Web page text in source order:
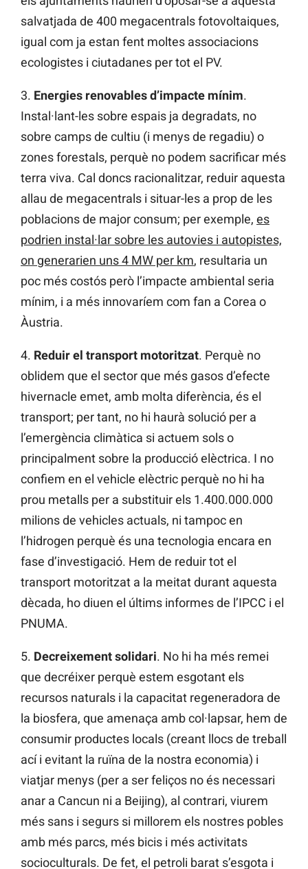
salvatjada de 400 megacentrals fotovoltaiques,
igual com ja estan fent moltes associacions
ecologistes i ciutadanes per tot el PV.
3. Energies renovables d’impacte mínim.
Instal·lant-les sobre espais ja degradats, no
sobre camps de cultiu (i menys de regadiu) o
zones forestals, perquè no podem sacrificar més
terra viva. Cal doncs racionalitzar, reduir aquesta
allau de megacentrals i situar-les a prop de les
poblacions de major consum; per exemple, es
podrien instal·lar sobre les autovies i autopistes,
on generarien uns 4 MW per km, resultaria un
poc més costós però l’impacte ambiental seria
mínim, i a més innovaríem com fan a Corea o
Àustria.
4. Reduir el transport motoritzat. Perquè no
oblidem que el sector que més gasos d’efecte
hivernacle emet, amb molta diferència, és el
transport; per tant, no hi haurà solució per a
l’emergència climàtica si actuem sols o
principalment sobre la producció elèctrica. I no
confiem en el vehicle elèctric perquè no hi ha
prou metalls per a substituir els 1.400.000.000
milions de vehicles actuals, ni tampoc en
l’hidrogen perquè és una tecnologia encara en
fase d’investigació. Hem de reduir tot el
transport motoritzat a la meitat durant aquesta
dècada, ho diuen el últims informes de l’IPCC i el
PNUMA.
5. Decreixement solidari. No hi ha més remei
que decréixer perquè estem esgotant els
recursos naturals i la capacitat regeneradora de
la biosfera, que amenaça amb col·lapsar, hem de
consumir productes locals (creant llocs de treball
ací i evitant la ruïna de la nostra economia) i
viatjar menys (per a ser feliços no és necessari
anar a Cancun ni a Beijing), al contrari, viurem
més sans i segurs si millorem els nostres pobles
amb més parcs, més bicis i més activitats
socioculturals. De fet, el petroli barat s’esgota i